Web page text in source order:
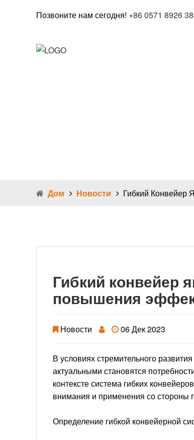
Позвоните нам сегодня! +86 0571 8926
Дом Новости Гибкий
Гибкий конвейер
повышения
Новости 06 Дек 2023
В условиях стремительного
актуальными становятся
контексте система гибких
внимания и применения со стороны
Определение гибкой конвейерной